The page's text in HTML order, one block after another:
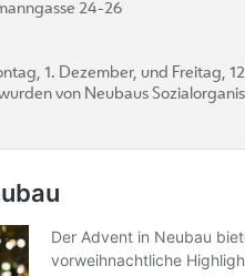
24-26
1. Dezember, und Freitag,
von Neubaus